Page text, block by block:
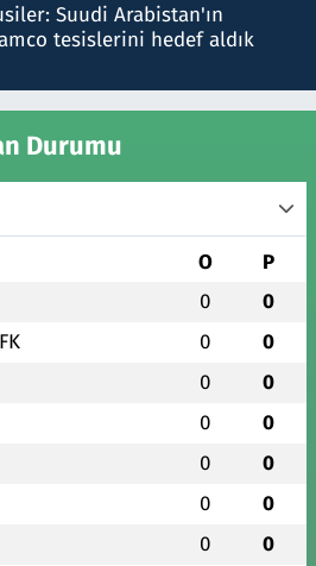
Suudi Arabistan'ın
tesislerini hedef aldık
Durumu
O P
0 0
0 0
0 0
0 0
0 0
0 0
0 0